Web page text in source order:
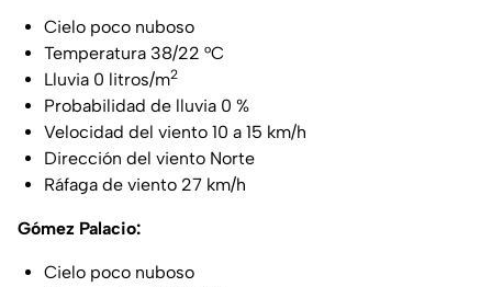
Cielo poco nuboso
Temperatura 38/22 °C
Lluvia 0 litros/m2
Probabilidad de lluvia 0 %
Velocidad del viento 10 a 15 km/h
Dirección del viento Norte
Ráfaga de viento 27 km/h
Gómez Palacio:
Cielo poco nuboso